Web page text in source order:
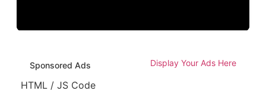
Sponsored Ads Display Your Ads Here
HTML / JS Code